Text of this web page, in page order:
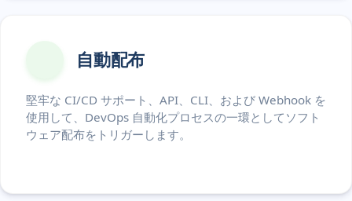
自動配布
堅牢な CI/CD サポート、API、CLI、および Webhook を
使用して、DevOps 自動化プロセスの一環としてソフト
ウェア配布をトリガーします。